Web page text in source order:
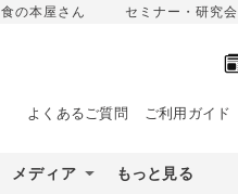
食の本屋さん セミナー・研究会
よくあるご質問 ご利用ガイド
メディア もっと見る